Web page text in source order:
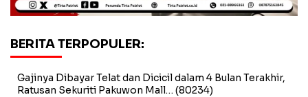
BERITA TERPOPULER:
Gajinya Dibayar Telat dan Dicicil dalam 4 Bulan Terakhir,
Ratusan Sekuriti Pakuwon Mall… (80234)